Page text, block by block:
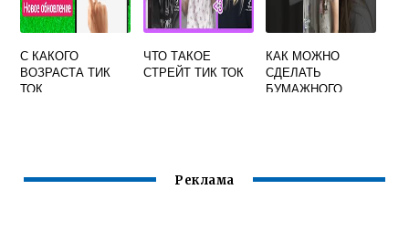
С КАКОГО
ВОЗРАСТА ТИК
ТОК
ЧТО ТАКОЕ
СТРЕЙТ ТИК ТОК
КАК МОЖНО
СДЕЛАТЬ
БУМАЖНОГО
Реклама